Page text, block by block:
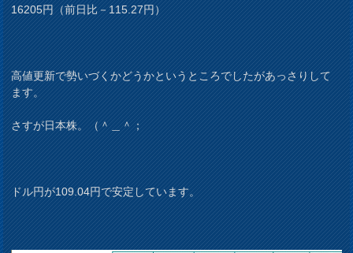
16205円（前日比－115.27円）
高値更新で勢いづくかどうかというところでしたがあっさりして
ます。
さすが日本株。（＾＿＾；
ドル円が109.04円で安定しています。